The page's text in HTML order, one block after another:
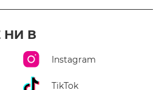
НИ В
Instagram
TikTok